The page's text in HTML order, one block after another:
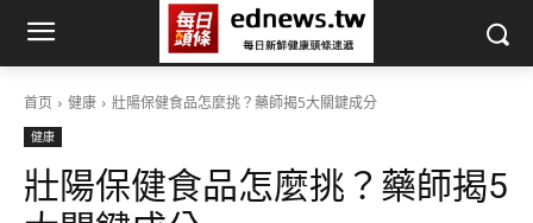
首页 健康 壯陽保健食品怎麼挑？藥師揭5大關鍵成分
健康
壯陽保健食品怎麼挑？藥師揭5